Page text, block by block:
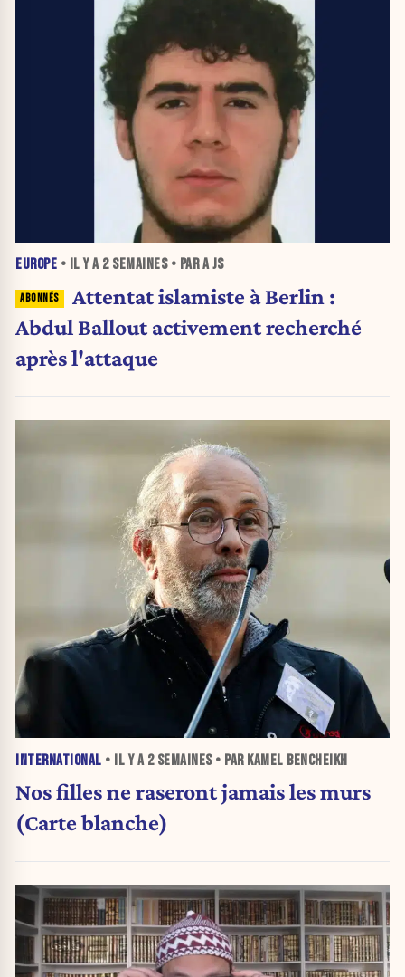
EUROPE • IL Y A 2 SEMAINES• PAR A JS
Attentat islamiste à Berlin :
Abdul Ballout activement recherché
après l'attaque
INTERNATIONAL • IL Y A 2 SEMAINES• PAR KAMEL BENCHEIKH
Nos filles ne raseront jamais les murs
(Carte blanche)